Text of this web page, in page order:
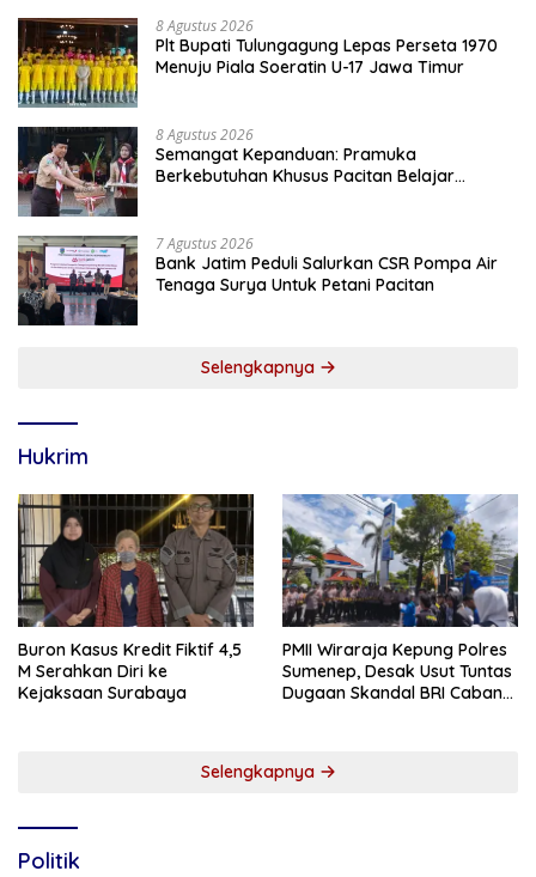
8 Agustus 2026
Plt Bupati Tulungagung Lepas Perseta 1970
Menuju Piala Soeratin U-17 Jawa Timur
8 Agustus 2026
Semangat Kepanduan: Pramuka
Berkebutuhan Khusus Pacitan Belajar
7 Agustus 2026
Bank Jatim Peduli Salurkan CSR Pompa Air
Tenaga Surya Untuk Petani Pacitan
Selengkapnya
Hukrim
Buron Kasus Kredit Fiktif 4,5
M Serahkan Diri ke
Kejaksaan Surabaya
PMII Wiraraja Kepung Polres
Sumenep, Desak Usut Tuntas
Dugaan Skandal BRI Cabang
Selengkapnya
Politik